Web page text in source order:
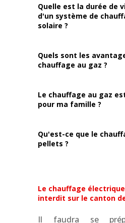
Quelle est la durée de
d'un système de
solaire ?
Quels sont les
chauffage au gaz ?
Le chauffage au gaz
pour ma famille ?
Qu'est-ce que le
pellets ?
Le chauffage
interdit sur le canton
Il faudra se